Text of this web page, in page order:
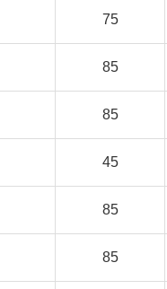
75
85
85
45
85
85